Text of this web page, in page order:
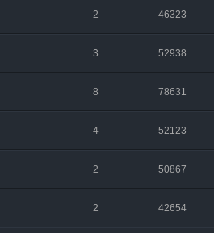
2 46323
3 52938
8 78631
4 52123
2 50867
2 42654